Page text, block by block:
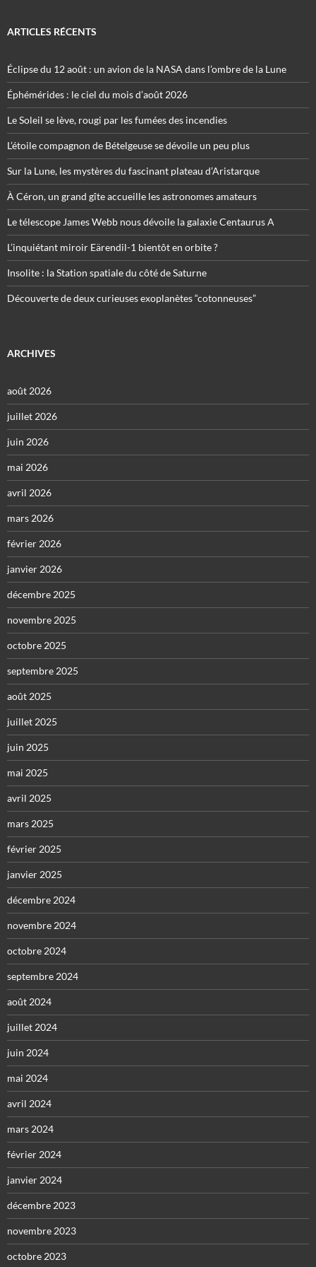
ARTICLES RÉCENTS
Éclipse du 12 août : un avion de la NASA dans l’ombre de la Lune
Éphémérides : le ciel du mois d’août 2026
Le Soleil se lève, rougi par les fumées des incendies
L’étoile compagnon de Bételgeuse se dévoile un peu plus
Sur la Lune, les mystères du fascinant plateau d’Aristarque
À Céron, un grand gîte accueille les astronomes amateurs
Le télescope James Webb nous dévoile la galaxie Centaurus A
L’inquiétant miroir Eärendil-1 bientôt en orbite ?
Insolite : la Station spatiale du côté de Saturne
Découverte de deux curieuses exoplanètes “cotonneuses”
ARCHIVES
août 2026
juillet 2026
juin 2026
mai 2026
avril 2026
mars 2026
février 2026
janvier 2026
décembre 2025
novembre 2025
octobre 2025
septembre 2025
août 2025
juillet 2025
juin 2025
mai 2025
avril 2025
mars 2025
février 2025
janvier 2025
décembre 2024
novembre 2024
octobre 2024
septembre 2024
août 2024
juillet 2024
juin 2024
mai 2024
avril 2024
mars 2024
février 2024
janvier 2024
décembre 2023
novembre 2023
octobre 2023